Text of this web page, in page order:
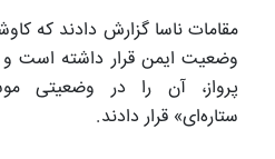
وضعیت ایمن قرار داشته است
پرواز، آن را در وضعیتی
ستاره‌ای» قرار دادند.